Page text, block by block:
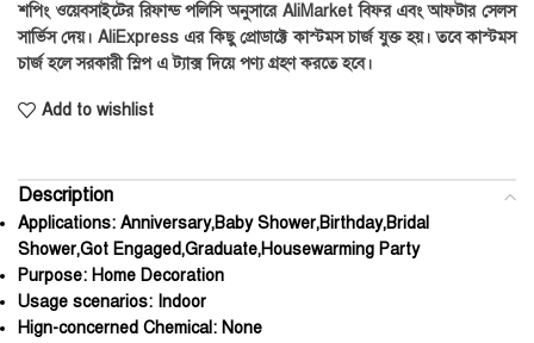
শপিং ওয়েবসাইটের রিফান্ড পলিসি অনুসারে AliMarket বিফর এবং আফটার সেলস
সার্ভিস দেয়। AliExpress এর কিছু প্রোডাক্টে কাস্টমস চার্জ যুক্ত হয়। তবে কাস্টমস
চার্জ হলে সরকারী স্লিপ এ ট্যাক্স দিয়ে পণ্য গ্রহণ করতে হবে।
Add to wishlist
Description
Applications: Anniversary,Baby Shower,Birthday,Bridal
Shower,Got Engaged,Graduate,Housewarming Party
Purpose: Home Decoration
Usage scenarios: Indoor
Hign-concerned Chemical: None